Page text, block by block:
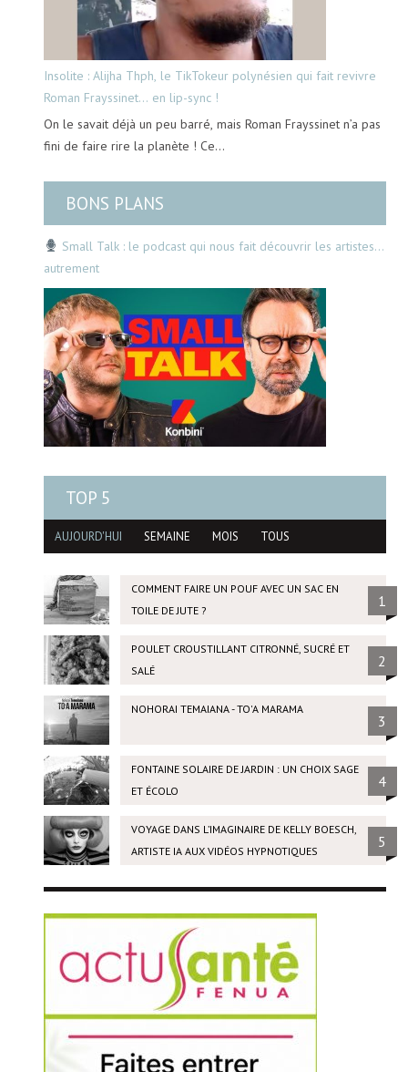
Insolite : Alijha Thph, le TikTokeur polynésien qui fait revivre
Roman Frayssinet… en lip-sync !
On le savait déjà un peu barré, mais Roman Frayssinet n’a pas
fini de faire rire la planète ! Ce…
BONS PLANS
Small Talk : le podcast qui nous fait découvrir les artistes…
autrement
TOP 5
AUJOURD'HUI SEMAINE MOIS TOUS
COMMENT FAIRE UN POUF AVEC UN SAC EN
TOILE DE JUTE ?
1
POULET CROUSTILLANT CITRONNÉ, SUCRÉ ET
SALÉ
2
NOHORAI TEMAIANA - TO'A MARAMA
3
FONTAINE SOLAIRE DE JARDIN : UN CHOIX SAGE
ET ÉCOLO
4
VOYAGE DANS L’IMAGINAIRE DE KELLY BOESCH,
ARTISTE IA AUX VIDÉOS HYPNOTIQUES
5